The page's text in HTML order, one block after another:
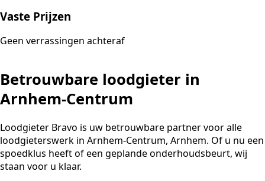
Vaste Prijzen
Geen verrassingen achteraf
Betrouwbare loodgieter in
Arnhem-Centrum
Loodgieter Bravo is uw betrouwbare partner voor alle
loodgieterswerk in Arnhem-Centrum, Arnhem. Of u nu een
spoedklus heeft of een geplande onderhoudsbeurt, wij
staan voor u klaar.